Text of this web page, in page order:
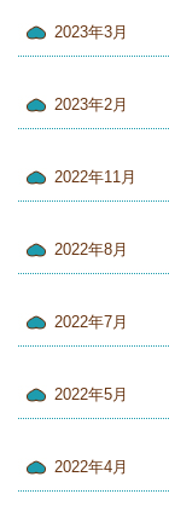
2023年3月
2023年2月
2022年11月
2022年8月
2022年7月
2022年5月
2022年4月